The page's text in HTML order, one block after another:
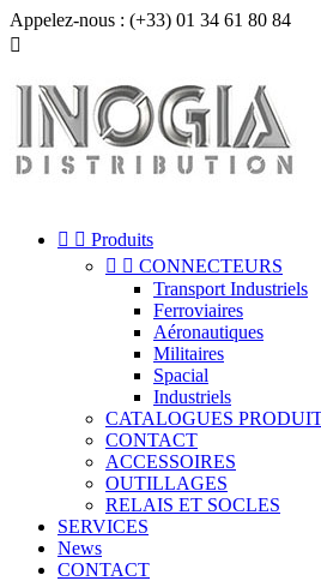
Appelez-nous : (+33) 01 34 61 80 84

  Produits
  CONNECTEURS
Transport Industriels
Ferroviaires
Aéronautiques
Militaires
Spacial
Industriels
CATALOGUES
CONTACT
ACCESSOIRES
OUTILLAGES
RELAIS ET SOCLES
SERVICES
News
CONTACT